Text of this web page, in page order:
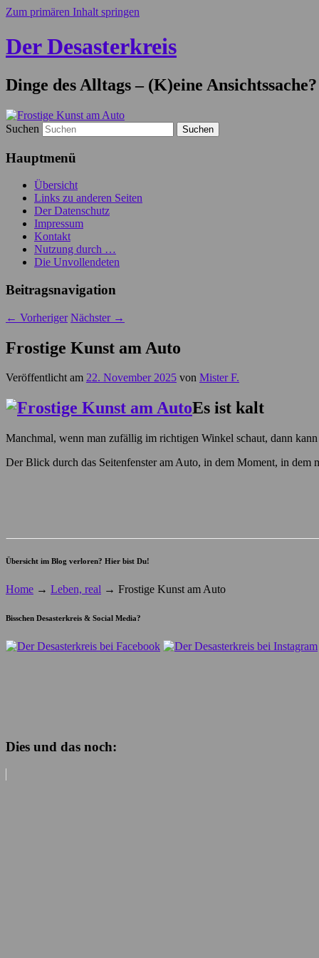
Zum primären Inhalt springen
Der Desasterkreis
Dinge des Alltags – (K)eine Ansichtssache?
Suchen
Hauptmenü
Übersicht
Links zu anderen Seiten
Der Datenschutz
Impressum
Kontakt
Nutzung durch …
Die Unvollendeten
Beitragsnavigation
← Vorheriger Nächster →
Frostige Kunst am Auto
Veröffentlicht am 22. November 2025 von Mister F.
Es ist kalt
Manchmal, wenn man zufällig im richtigen Winkel schaut, dann
Der Blick durch das Seitenfenster am Auto, in dem Moment, in dem
Übersicht im Blog verloren? Hier bist Du!
Home → Leben, real → Frostige Kunst am Auto
Bisschen Desasterkreis & Social Media?
Dies und das noch: